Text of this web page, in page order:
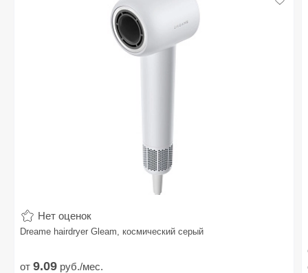
Нет оценок
Dreame hairdryer Gleam, космический серый
от 9.09 руб./мес.